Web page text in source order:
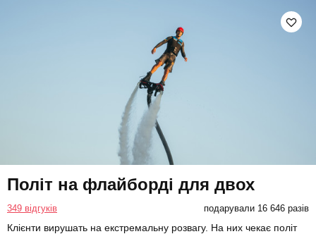
Політ на флайборді для двох
349 відгуків подарували 16 646 разів
Клієнти вирушать на екстремальну розвагу. На них чекає політ